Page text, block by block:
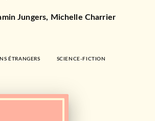
Jungers, Michelle Charrier
ÉTRANGERS SCIENCE-FICTION